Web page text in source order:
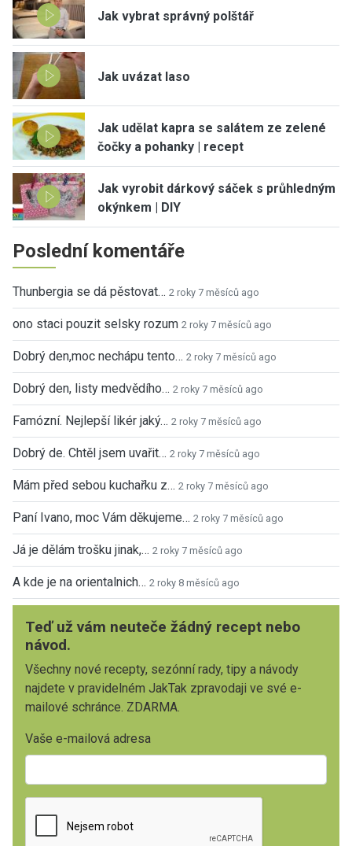
Jak vybrat správný polštář
Jak uvázat laso
Jak udělat kapra se salátem ze zelené
čočky a pohanky | recept
Jak vyrobit dárkový sáček s průhledným
okýnkem | DIY
Poslední komentáře
Thunbergia se dá pěstovat… 2 roky 7 měsíců ago
ono staci pouzit selsky rozum 2 roky 7 měsíců ago
Dobrý den,moc nechápu tento… 2 roky 7 měsíců ago
Dobrý den, listy medvědího… 2 roky 7 měsíců ago
Famózní. Nejlepší likér jaký… 2 roky 7 měsíců ago
Dobrý de. Chtěl jsem uvařit… 2 roky 7 měsíců ago
Mám před sebou kuchařku z… 2 roky 7 měsíců ago
Paní Ivano, moc Vám děkujeme… 2 roky 7 měsíců ago
Já je dělám trošku jinak,… 2 roky 7 měsíců ago
A kde je na orientalnich… 2 roky 8 měsíců ago
Teď už vám neuteče žádný recept nebo
návod.
Všechny nové recepty, sezónní rady, tipy a návody
najdete v pravidelném JakTak zpravodaji ve své e-
mailové schránce. ZDARMA.
Vaše e-mailová adresa